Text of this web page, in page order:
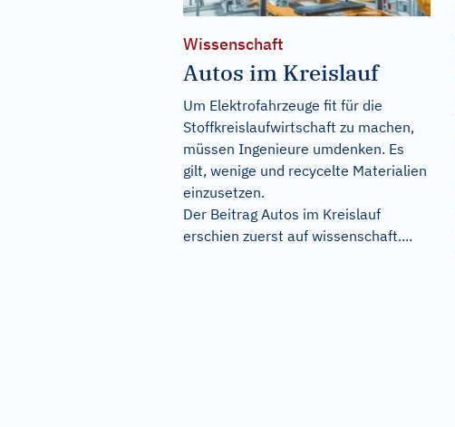
Wissenschaft
Autos im Kreislauf
Um Elektrofahrzeuge fit für die
Stoffkreislaufwirtschaft zu machen,
müssen Ingenieure umdenken. Es
gilt, wenige und recycelte Materialien
einzusetzen.
Der Beitrag Autos im Kreislauf
erschien zuerst auf wissenschaft....